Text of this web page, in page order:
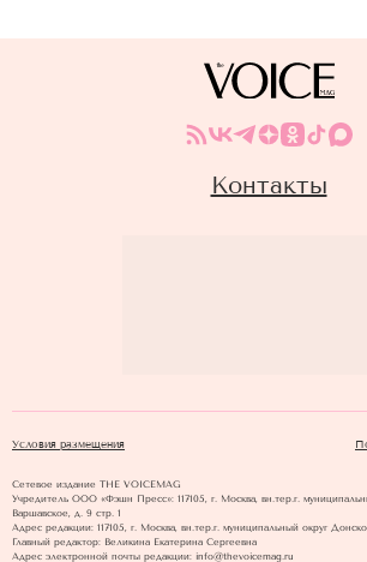
Контакты
Условия размещения
Сетевое издание THE VOICEMAG
Учредитель ООО «Фэшн Пресс»: 117105, г. Москва, вн.тер.г.
Варшавское, д. 9 стр. 1
Адрес редакции: 117105, г. Москва, вн.тер.г. муниципальный округ
Главный редактор: Великина Екатерина Сергеевна
Адрес электронной почты редакции: info@thevoicemag.ru